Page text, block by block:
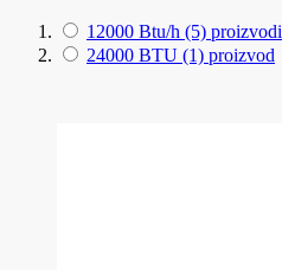
12000 Btu/h (5) proizvodi
24000 BTU (1) proizvod